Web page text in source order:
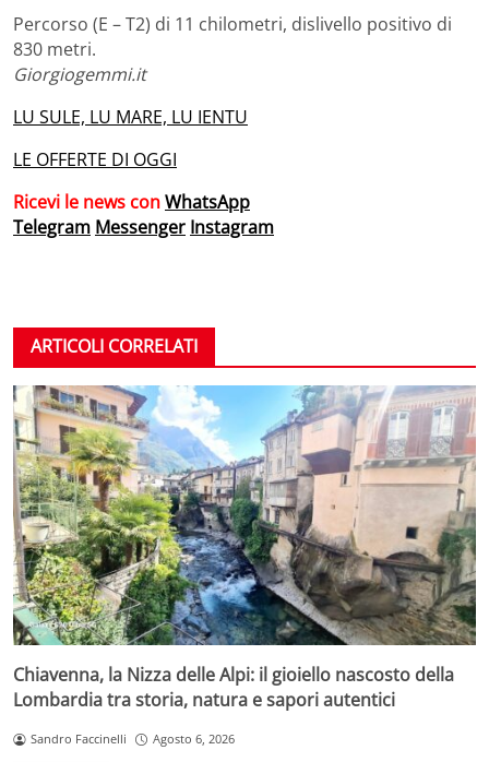
Percorso (E – T2) di 11 chilometri, dislivello positivo di
830 metri.
Giorgiogemmi.it
LU SULE, LU MARE, LU IENTU
LE OFFERTE DI OGGI
Ricevi le news conWhatsApp
Telegram Messenger Instagram
ARTICOLI CORRELATI
Chiavenna, la Nizza delle Alpi: il gioiello nascosto della
Lombardia tra storia, natura e sapori autentici
Sandro Faccinelli Agosto 6, 2026